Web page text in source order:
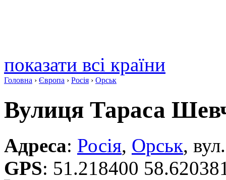
показати всі країни
Головна › Європа › Росія › Орськ
Вулиця Тараса
Адреса: Росія, Орськ,
GPS: 51.218400